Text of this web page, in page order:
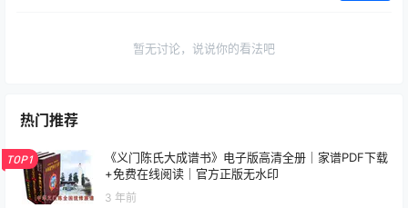
暂无讨论，说说你的看法吧
热门推荐
TOP1
《义门陈氏大成谱书》电子版高清全册｜家谱PDF下载
+免费在线阅读｜官方正版无水印
3 年前